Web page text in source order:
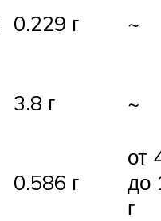
0.229 г ~
3.8 г ~
0.586 г
от
до
г